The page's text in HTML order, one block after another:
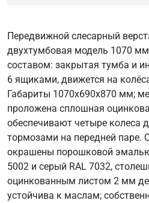
Передвижной слесарный
двухтумбовая модель 1070
составом: закрытая тумба и
6 ящиками, движется на
Габариты 1070х690х870 мм;
проложена сплошная
обеспечивают четыре колеса
тормозами на передней паре.
окрашены порошковой эмалью
5002 и серый RAL 7032,
оцинкованным листом 2 мм
устойчива к маслам;